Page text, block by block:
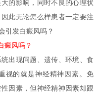
的影响，同时不良的心理状
此无论怎么样患者一定要注
引发白癜风吗？
癜风吗？
出现问题、遗传、环境、食
视的就是神经精神因素。免
因素，但神经精神因素却跟